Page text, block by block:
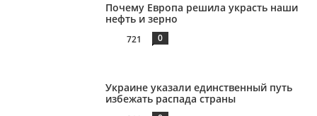
Почему Европа решила украсть наши
нефть и зерно
721 0
Украине указали единственный путь
избежать распада страны